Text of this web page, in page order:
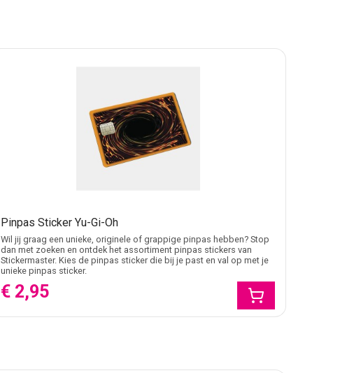
Pinpas Sticker Yu-Gi-Oh
Wil jij graag een unieke, originele of grappige pinpas hebben? Stop
dan met zoeken en ontdek het assortiment pinpas stickers van
Stickermaster. Kies de pinpas sticker die bij je past en val op met je
unieke pinpas sticker.
€ 2,95